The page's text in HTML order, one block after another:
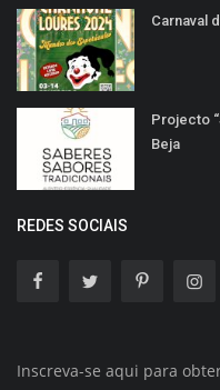
Carnaval
Projecto
Beja
REDES SOCIAIS
Inscreva-se aqui para